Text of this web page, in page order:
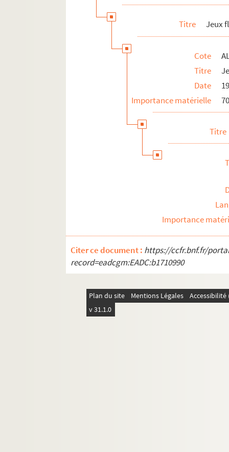
Titre Jeux
Cote
Titre
Date
Importance matérielle
Titre
Importance
Citer ce document : https://ccfr.bnf.fr/
record=eadcgm:EADC:b1710990
Plan du site Mentions Légales
v 31.1.0